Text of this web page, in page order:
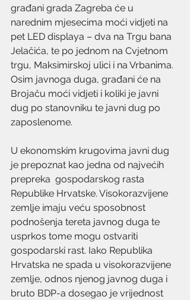
građani grada Zagreba će u
narednim mjesecima moći vidjeti na
pet LED displaya – dva na Trgu bana
Jelačića, te po jednom na Cvjetnom
trgu, Maksimirskoj ulici i na Vrbanima.
Osim javnoga duga, građani će na
Brojaču moći vidjeti i koliki je javni
dug po stanovniku te javni dug po
zaposlenome.
U ekonomskim krugovima javni dug
je prepoznat kao jedna od najvećih
prepreka  gospodarskog rasta
Republike Hrvatske. Visokorazvijene
zemlje imaju veću sposobnost
podnošenja tereta javnog duga te
usprkos tome mogu ostvariti
gospodarski rast. Iako Republika
Hrvatska ne spada u visokorazvijene
zemlje, odnos njenog javnog duga i
bruto BDP-a dosegao je vrijednost